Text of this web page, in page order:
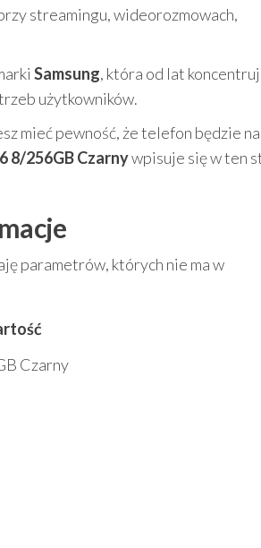
streamingu, wideorozmowach,
Samsung, która od lat
użytkowników.
mieć pewność, że telefon będzie
8/256GB Czarnywpisuje się w ten
parametrów, których nie ma w
Czarny